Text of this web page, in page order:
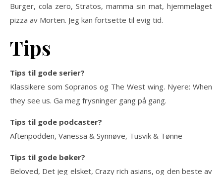
Burger, cola zero, Stratos, mamma sin mat, hjemmelaget
pizza av Morten. Jeg kan fortsette til evig tid.
Tips
Tips til gode serier?
Klassikere som Sopranos og The West wing. Nyere: When
they see us. Ga meg frysninger gang på gang.
Tips til gode podcaster?
Aftenpodden, Vanessa & Synnøve, Tusvik & Tønne
Tips til gode bøker?
Beloved, Det jeg elsket, Crazy rich asians, og den beste av